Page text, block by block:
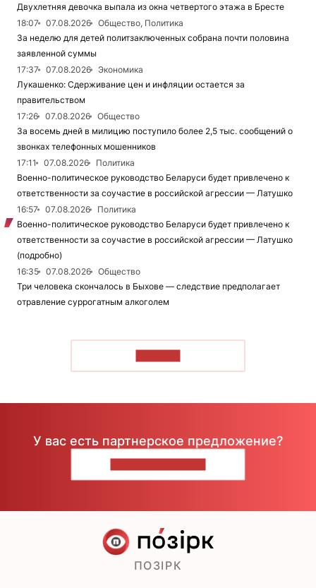
Двухлетняя девочка выпала из окна четвертого этажа в Бресте
18:07
07.08.2026
Общество, Политика
За неделю для детей политзаключенных собрана почти половина
заявленной суммы
17:37
07.08.2026
Экономика
Лукашенко: Сдерживание цен и инфляции остается за
правительством
17:26
07.08.2026
Общество
За восемь дней в милицию поступило более 2,5 тыс. сообщений о
звонках телефонных мошенников
17:11
07.08.2026
Политика
Военно-политическое руководство Беларуси будет привлечено к
ответственности за соучастие в российской агрессии — Латушко
16:57
07.08.2026
Политика
Военно-политическое руководство Беларуси будет привлечено к
ответственности за соучастие в российской агрессии — Латушко
(подробно)
16:35
07.08.2026
Общество
Три человека скончалось в Быхове — следствие предполагает
отравление суррогатным алкоголем
У вас есть партнерское предложение?
ПОЗІРК